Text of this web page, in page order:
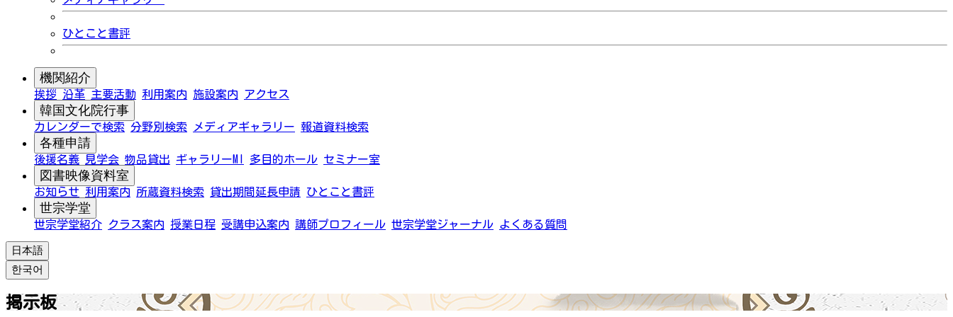
ひとこと書評
機関紹介
挨拶 沿革 主要活動 利用案内 施設案内 アクセス
韓国文化院行事
カレンダーで検索 分野別検索 メディアギャラリー 報道資料検索
各種申請
後援名義 見学会 物品貸出 ギャラリーMI 多目的ホール セミナー室
図書映像資料室
お知らせ 利用案内 所蔵資料検索 貸出期間延長申請 ひとこと書評
世宗学堂
世宗学堂紹介 クラス案内 授業日程 受講申込案内 講師プロフィール 世宗学堂ジャーナル よくある質問
日本語
한국어
掲示板